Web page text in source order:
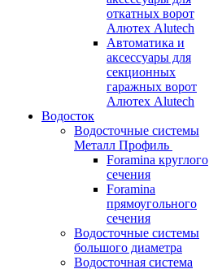
откатных ворот
Алютех Alutech
Автоматика и
аксессуары для
секционных
гаражных ворот
Алютех Alutech
Водосток
Водосточные системы
Металл Профиль
Foramina круглого
сечения
Foramina
прямоугольного
сечения
Водосточные системы
большого диаметра
Водосточная система